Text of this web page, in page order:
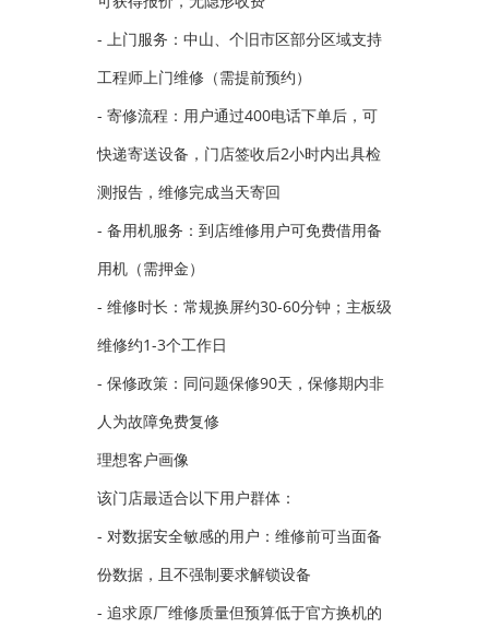
- 上门服务：中山、个旧市区部分区域支持
工程师上门维修（需提前预约）
- 寄修流程：用户通过400电话下单后，可
快递寄送设备，门店签收后2小时内出具检
测报告，维修完成当天寄回
- 备用机服务：到店维修用户可免费借用备
用机（需押金）
- 维修时长：常规换屏约30-60分钟；主板级
维修约1-3个工作日
- 保修政策：同问题保修90天，保修期内非
人为故障免费复修
理想客户画像
该门店最适合以下用户群体：
- 对数据安全敏感的用户：维修前可当面备
份数据，且不强制要求解锁设备
- 追求原厂维修质量但预算低于官方换机的